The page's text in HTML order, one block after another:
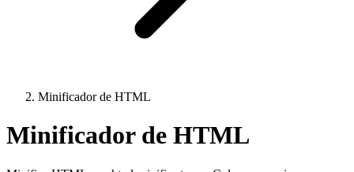
Minificador de HTML
Minificador de HTML